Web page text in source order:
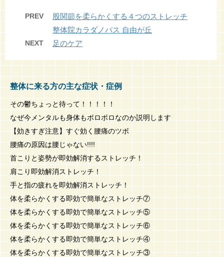
PREV
股関節を柔らかくする４つのストレッチ
整体院カラダノバス 自由が丘
NEXT 足のケア
整体に来る方の主な症状・症例
その鬱ちょっと待って！！！！！
なぜ今メンタルも身体もボロボロなのか説明します
【効きすぎ注意】すぐ効く腰痛のツボ
腰痛の原因は腰じゃない!!!!
首こりと姿勢が即効解消するストレッチ！
肩こり即効解消ストレッチ！
手と指の疲れを即効解消ストレッチ！
体を柔らかくする即効で簡単なストレッチ⑦
体を柔らかくする即効で簡単なストレッチ⑤
体を柔らかくする即効で簡単なストレッチ⑥
体を柔らかくする即効で簡単なストレッチ④
体を柔らかくする即効で簡単なストレッチ③